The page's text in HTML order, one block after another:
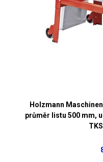
Holzmann
průměr listu 500 mm,